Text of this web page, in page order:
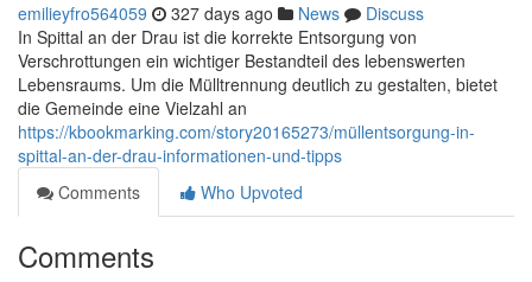
emilieyfro564059 327 days ago News
Discuss
In Spittal an der Drau ist die korrekte Entsorgung von
Verschrottungen ein wichtiger Bestandteil des lebenswerten
Lebensraums. Um die Mülltrennung deutlich zu gestalten, bietet
die Gemeinde eine Vielzahl an
https://kbookmarking.com/story20165273/müllentsorgung-in-
spittal-an-der-drau-informationen-und-tipps
Comments
Who Upvoted
Comments